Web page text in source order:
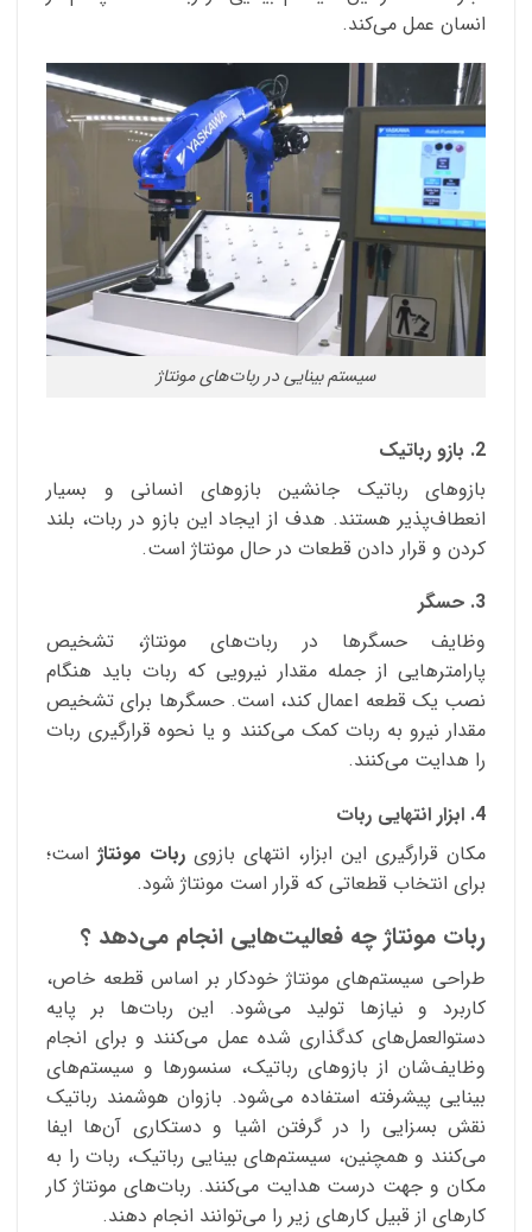
انسان عمل می‌کند.
سیستم بینایی در ربات‌های مونتاژ
2. بازو رباتیک
بازوهای رباتیک جانشین بازوهای انسانی و بسیار
انعطاف‌پذیر هستند. هدف از ایجاد این بازو در ربات، بلند
کردن و قرار دادن قطعات در حال مونتاژ است.
3. حسگر
وظایف حسگرها در ربات‌های مونتاژ، تشخیص
پارامترهایی از جمله مقدار نیرویی که ربات باید هنگام
نصب یک قطعه اعمال کند، است. حسگرها برای تشخیص
مقدار نیرو به ربات کمک می‌کنند و یا نحوه قرارگیری ربات
را هدایت می‌کنند.
4. ابزار انتهایی ربات
مکان قرارگیری این ابزار، انتهای بازوی ربات مونتاژ است؛
برای انتخاب قطعاتی که قرار است مونتاژ شود.
ربات مونتاژ چه فعالیت‌‌هایی انجام می‌دهد ؟
طراحی سیستم‌های مونتاژ خودکار بر اساس قطعه خاص،
کاربرد و نیازها تولید می‌شود. این ربات‌ها بر پایه
دستوالعمل‌های کدگذاری شده عمل می‌کنند و برای انجام
وظایف‌شان از بازوهای رباتیک، سنسورها و سیستم‌های
بینایی پیشرفته استفاده می‌شود. بازوان هوشمند رباتیک
نقش بسزایی را در گرفتن اشیا و دستکاری آن‌ها ایفا
می‌کنند و همچنین، سیستم‌های بینایی رباتیک، ربات را به
مکان و جهت درست هدایت می‌کنند. ربات‌های مونتاژ کار
کارهای از قبیل کارهای زیر را می‌توانند انجام دهند.